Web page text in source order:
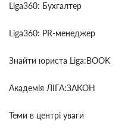
Liga360: Бухгалтер
Liga360: PR-менеджер
Знайти юриста Liga:BOOK
Академія ЛІГА:ЗАКОН
Теми в центрі уваги